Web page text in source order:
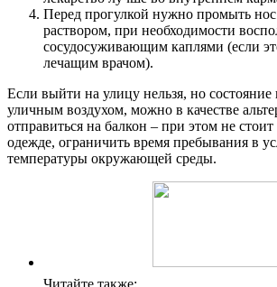
Перед прогулкой нужно промыть
раствором, при необходимости
сосудосуживающим каплями (если
лечащим врачом).
Если выйти на улицу нельзя, но состояние
уличным воздухом, можно в качестве
отправиться на балкон – при этом не
одежде, ограничить время пребывания в
температуры окружающей среды.
Читайте также: